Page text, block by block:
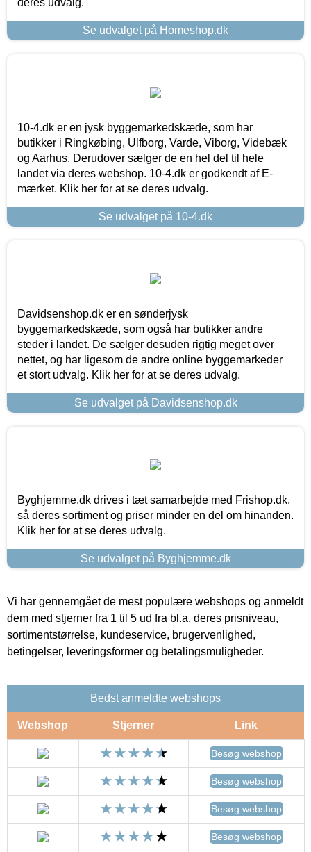
Se udvalget på Homeshop.dk
10-4.dk er en jysk byggemarkedskæde, som har
butikker i Ringkøbing, Ulfborg, Varde, Viborg, Videbæk
og Aarhus. Derudover sælger de en hel del til hele
landet via deres webshop. 10-4.dk er godkendt af E-
mærket. Klik her for at se deres udvalg.
Se udvalget på 10-4.dk
Davidsenshop.dk er en sønderjysk
byggemarkedskæde, som også har butikker andre
steder i landet. De sælger desuden rigtig meget over
nettet, og har ligesom de andre online byggemarkeder
et stort udvalg. Klik her for at se deres udvalg.
Se udvalget på Davidsenshop.dk
Byghjemme.dk drives i tæt samarbejde med Frishop.dk,
så deres sortiment og priser minder en del om hinanden.
Klik her for at se deres udvalg.
Se udvalget på Byghjemme.dk
Vi har gennemgået de mest populære webshops og anmeldt
dem med stjerner fra 1 til 5 ud fra bl.a. deres prisniveau,
sortimentstørrelse, kundeservice, brugervenlighed,
betingelser, leveringsformer og betalingsmuligheder.
Bedst anmeldte webshops
Webshop Stjerner Link
Besøg webshop
Besøg webshop
Besøg webshop
Besøg webshop